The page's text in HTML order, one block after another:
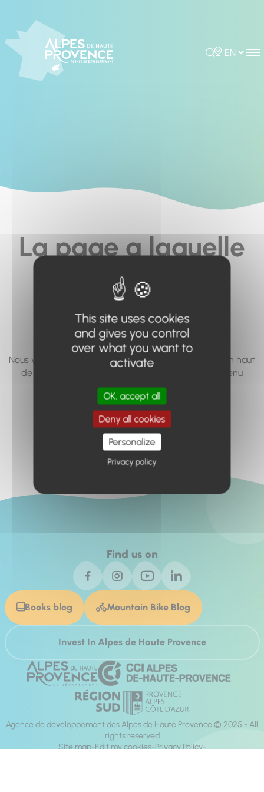
Rechercher
Choisir la
La page a laquelle
vous cherchez à
accéder n'existe
pas... ou plus.
Nous vous invitons à utiliser le moteur de recherche en haut
de page, ou à utiliser le menu pour trouver le contenu
recherché.
Retour à l'accueil
Find us on
Books blog Mountain Bike Blog
Invest In Alpes de Haute Provence
Agence de développement des Alpes de Haute Provence © 2025 - All
rights reserved
Site map Edit my cookies Privacy Policy
This site uses cookies
and gives you control
over what you want to
activate
OK, accept all
Deny all cookies
Personalize
Privacy policy